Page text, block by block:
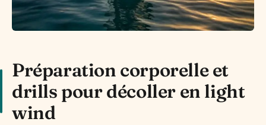
Préparation corporelle et
drills pour décoller en light
wind